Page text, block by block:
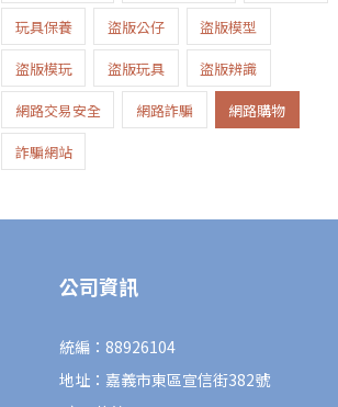
玩具保養
盜版公仔
盜版模型
盜版模玩
盜版玩具
盜版辨識
網路交易安全
網路詐騙
網路購物
詐騙網站
公司資訊
統編：88926104
地址：嘉義市東區宣信街382號